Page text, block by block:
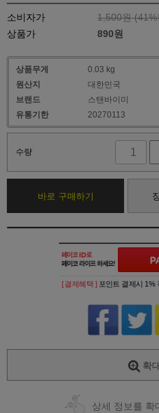
소비자가 1,500원 (41
상품가
890원
상품무게
0.03 kg
원산지
대한민국
브랜드
스탠바이미
유통기한
20270113
수량
바로 구매하기
[ 결제혜택 ] 포인트 결제시 1%
확
상세 정보를 확